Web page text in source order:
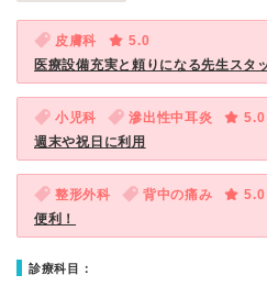
皮膚科
5.0
医療設備充実と頼りになる先生スタ
小児科 滲出性中耳炎
5.0
週末や祝日に利用
整形外科 背中の痛み
5.0
便利！
診療科目：